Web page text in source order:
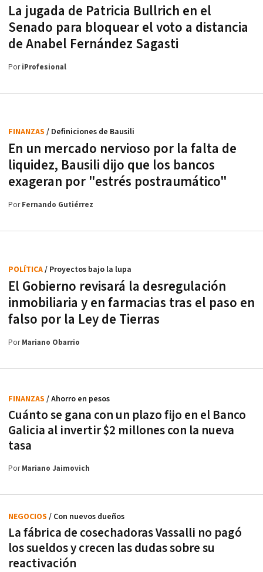
La jugada de Patricia Bullrich en el
Senado para bloquear el voto a distancia
de Anabel Fernández Sagasti
PoriProfesional
En un mercado nervioso por la falta de
liquidez, Bausili dijo que los bancos
exageran por "estrés postraumático"
FINANZAS / Definiciones de Bausili
PorFernando Gutiérrez
El Gobierno revisará la desregulación
inmobiliaria y en farmacias tras el paso en
falso por la Ley de Tierras
POLÍTICA/ Proyectos bajo la lupa
PorMariano Obarrio
Cuánto se gana con un plazo fijo en el Banco
Galicia al invertir $2 millones con la nueva
tasa
FINANZAS / Ahorro en pesos
PorMariano Jaimovich
La fábrica de cosechadoras Vassalli no pagó
los sueldos y crecen las dudas sobre su
reactivación
NEGOCIOS / Con nuevos dueños